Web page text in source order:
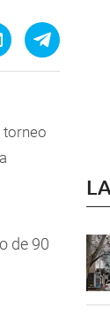
torneo
de 90